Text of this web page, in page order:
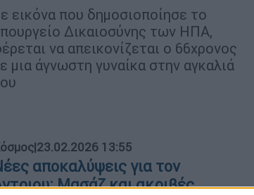
εικόνα που δημοσιοποίησε το
Δικαιοσύνης των ΗΠΑ,
να απεικονίζεται ο 66χρονος
μια άγνωστη γυναίκα στην αγκαλιά
|23.02.2026 13:55
αποκαλύψεις για τον
Μασάζ και ακριβές